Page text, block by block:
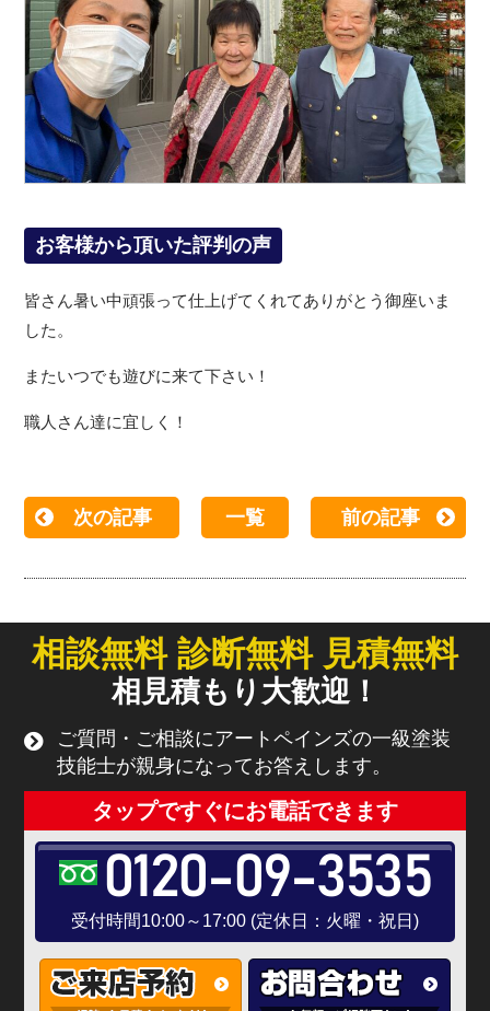
お客様から頂いた評判の声
皆さん暑い中頑張って仕上げてくれてありがとう御座いま
した。
またいつでも遊びに来て下さい！
職人さん達に宜しく！
次の記事 一覧 前の記事
相談無料 診断無料 見積無料
相見積もり大歓迎！
ご質問・ご相談にアートペインズの一級塗装
技能士が親身になってお答えします。
タップですぐにお電話できます
0120-09-3535
受付時間10:00～17:00 (定休日：火曜・祝日)